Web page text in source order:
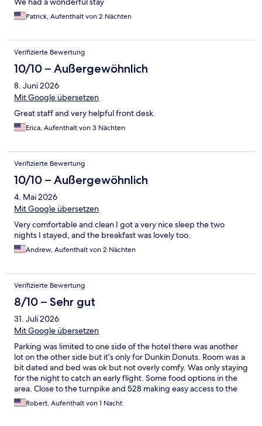
Patrick, Aufenthalt von 2 Nächten
Verifizierte Bewertung
10/10 – Außergewöhnlich
8. Juni 2026
Mit Google übersetzen
Great staff and very helpful front desk.
Erica, Aufenthalt von 3 Nächten
Verifizierte Bewertung
10/10 – Außergewöhnlich
4. Mai 2026
Mit Google übersetzen
Very comfortable and clean I got a very nice sleep the two
nights I stayed, and the breakfast was lovely too.
Andrew, Aufenthalt von 2 Nächten
Verifizierte Bewertung
8/10 – Sehr gut
31. Juli 2026
Mit Google übersetzen
Parking was limited to one side of the hotel there was another
lot on the other side but it’s only for Dunkin Donuts. Room was a
bit dated and bed was ok but not overly comfy. Was only staying
for the night to catch an early flight. Some food options in the
area. Close to the turnpike and 528 making easy access to the
airport. Couple minutes from Universal and about 20 via i4 or
the 417 to Disney
Robert, Aufenthalt von 1 Nacht